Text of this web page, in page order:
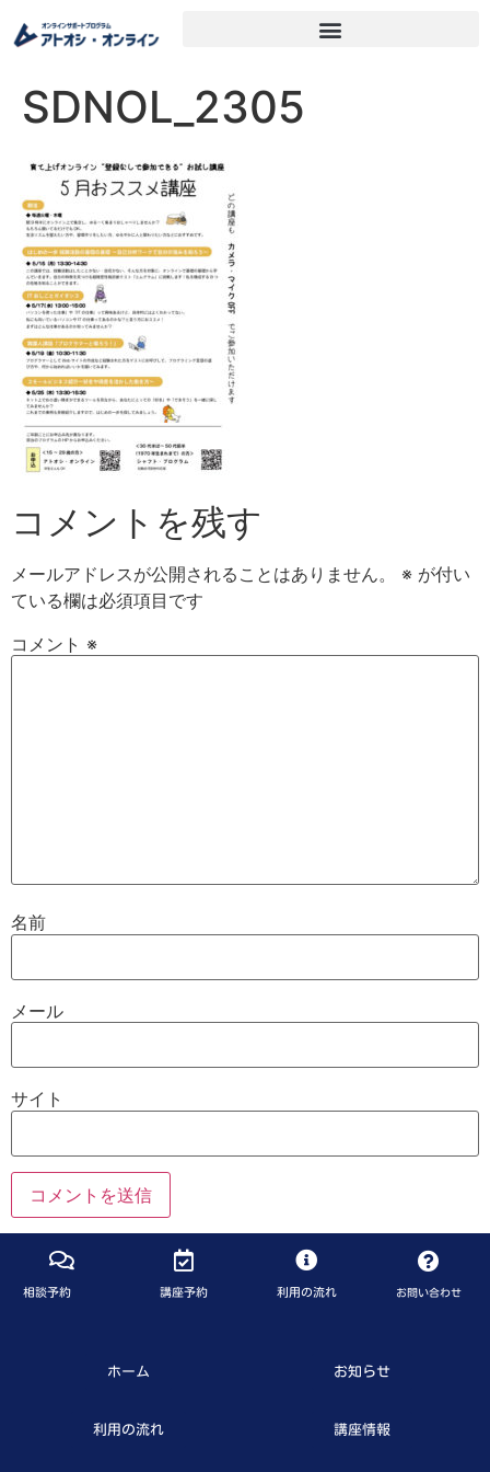
SDNOL_2305
コメントを残す
メールアドレスが公開されることはありません。 ※ が付い
ている欄は必須項目です
コメント ※
名前
メール
サイト
相談予約 講座予約 利用の流れ お問い合わせ
ホーム お知らせ
利用の流れ 講座情報